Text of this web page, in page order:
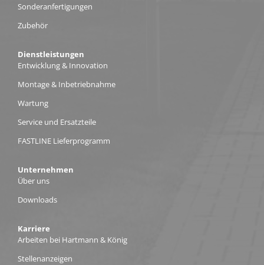
Sonderanfertigungen
Zubehör
Dienstleistungen
Entwicklung & Innovation
Montage & Inbetriebnahme
Wartung
Service und Ersatzteile
FASTLINE Lieferprogramm
Unternehmen
Über uns
Downloads
Karriere
Arbeiten bei Hartmann & König
Stellenanzeigen